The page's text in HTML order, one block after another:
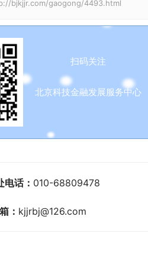
bjkjjr.com/gaogong/4493.html
扫码关注
北京科技金融发展服务中心
电话： 010-68809478
： kjjrbj@126.com